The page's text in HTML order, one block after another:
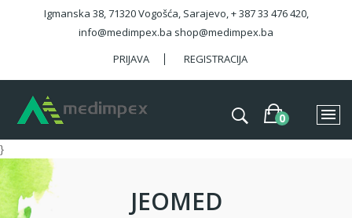
Igmanska 38, 71320 Vogošća, Sarajevo, + 387 33 476 420,
info@medimpex.ba shop@medimpex.ba
PRIJAVA
REGISTRACIJA
}
JEOMED